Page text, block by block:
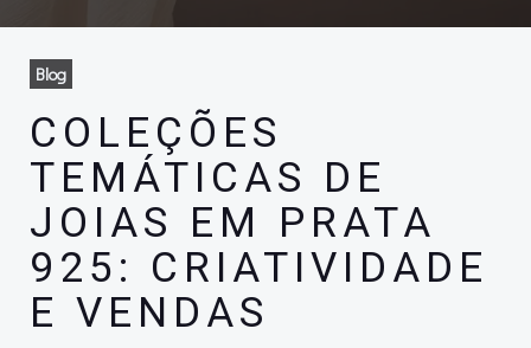
Blog
COLEÇÕES
TEMÁTICAS DE
JOIAS EM PRATA
925: CRIATIVIDADE
E VENDAS